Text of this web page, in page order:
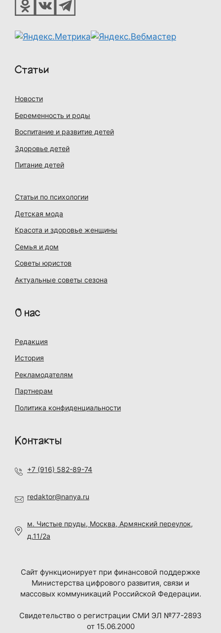
Статьи
Новости
Беременность и роды
Воспитание и развитие детей
Здоровье детей
Питание детей
Статьи по психологии
Детская мода
Красота и здоровье женщины
Семья и дом
Советы юристов
Актуальные советы сезона
О нас
Редакция
История
Рекламодателям
Партнерам
Политика конфиденциальности
Контакты
+7 (916) 582-89-74
redaktor@nanya.ru
м. Чистые пруды, Москва, Армянский переулок,
д.11/2а
Сайт функционирует при финансовой поддержке
Министерства цифрового развития, связи и
массовых коммуникаций Российской Федерации.
Свидетельство о регистрации СМИ ЭЛ №77-2893
от 15.06.2000